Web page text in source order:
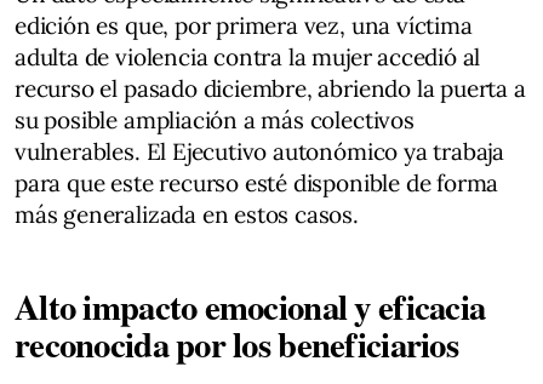
edición es que, por primera vez, una víctima
adulta de violencia contra la mujer accedió al
recurso el pasado diciembre, abriendo la puerta a
su posible ampliación a más colectivos
vulnerables. El Ejecutivo autonómico ya trabaja
para que este recurso esté disponible de forma
más generalizada en estos casos.
Alto impacto emocional y eficacia
reconocida por los beneficiarios